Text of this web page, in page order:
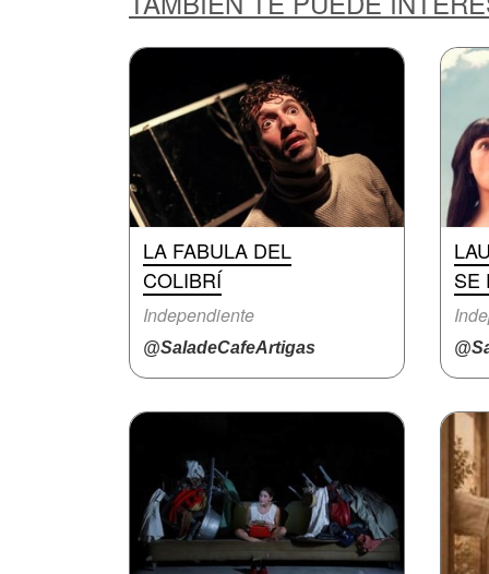
LA FABULA DEL
COLIBRÍ
Independiente
@SaladeCafeArtigas
SE